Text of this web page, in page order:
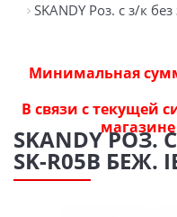
SKANDY Роз. с з/к
Минимальная
В связи с текущей
SKANDY РОЗ.
SK-R05B БЕЖ.